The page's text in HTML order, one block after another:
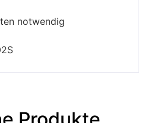
notwendig